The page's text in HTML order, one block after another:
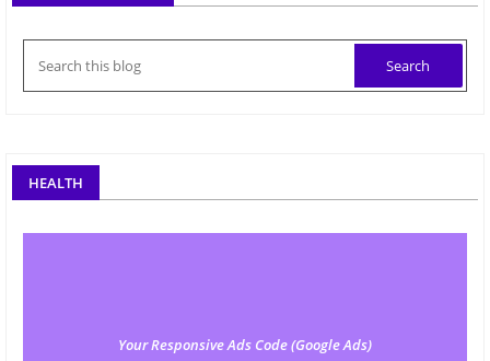
HEALTH
Your Responsive Ads Code (Google Ads)